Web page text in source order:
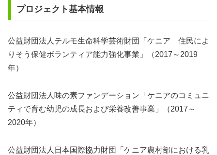
プロジェクト基本情報
公益財団法人テルモ生命科学芸術財団「ケニア 住民によ
りそう保健ボランティア能力強化事業」（2017～2019
年）
公益財団法人味の素ファンデーション「ケニアのコミュニ
ティで育む幼児の成長および栄養改善事業」（2017～
2020年）
公益財団法人日本国際協力財団「ケニア農村部における乳